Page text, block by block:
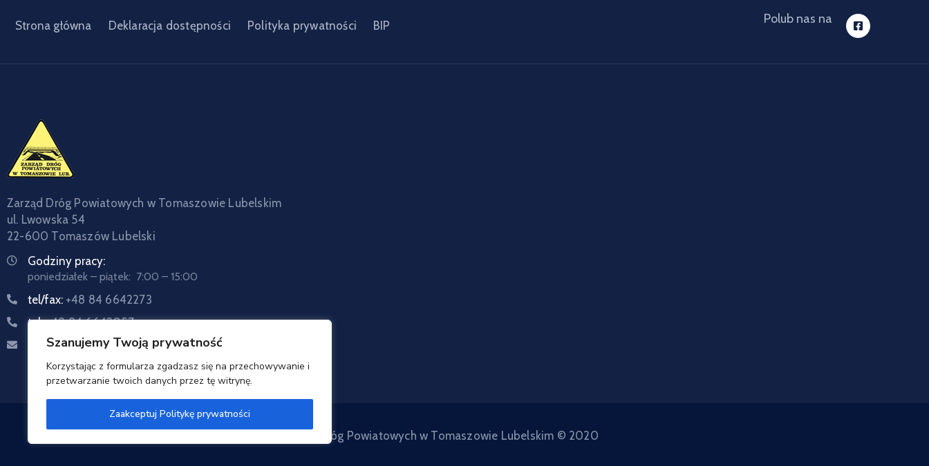
Szanujemy Twoją prywatność
Korzystając z formularza zgadzasz się na przechowywanie i
przetwarzanie twoich danych przez tę witrynę.
Zaakceptuj Politykę prywatności
Strona główna Deklaracja dostępności Polityka prywatności BIP Polub nas na
Zarząd Dróg Powiatowych w Tomaszowie Lubelskim
ul. Lwowska 54
22-600 Tomaszów Lubelski
Godziny pracy:
poniedziałek – piątek: 7:00 – 15:00
tel/fax: +48 84 6642273
tel:+48 84 6642057
Email:sekretariat@zdptomaszow.pl
Zarząd Dróg Powiatowych w Tomaszowie Lubelskim © 2020